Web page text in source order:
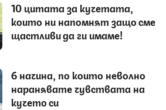
10 цитата за кучетата,
които ни напомнят защо сме
щастливи да ги имаме!
6 начина, по които неволно
наранявате чувствата на
кучето си